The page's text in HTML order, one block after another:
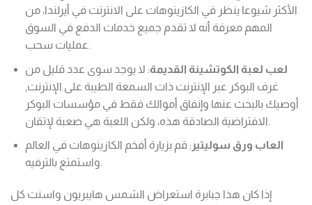
الأكثر شيوعا ينظر في الكازينوهات على الانترنت في أيرلندا، من
المهم معرفة أنه لا تقدم جميع خدمات الدفع في السوق
عمليات سحب.
لعب لعبة الكوتشينة القديمة: لا يوجد سوى عدد قليل من
غرف البوكر عبر الإنترنت ذات السمعة الطيبة على الإنترنت,
أوصيك بالبحث عنها وإنفاق أموالك فقط في مؤسسات البوكر
الافتراضية الصادقة هذه، ولكن اللعبة هي صعبة لإتقان.
العاب ورق سوليتير: قم بزيارة أفخم الكازينوهات في العالم
واستمتع بالترفيه.
إذا كان هذا جبابرة استعراض الشمس هايبريون واسنت كل